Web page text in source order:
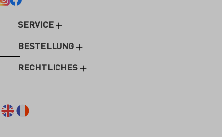
SERVICE
BESTELLUNG
RECHTLICHES